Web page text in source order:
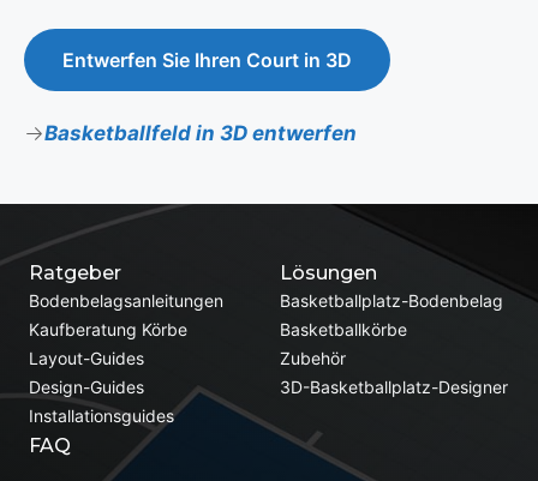
Entwerfen Sie Ihren Court in 3D
Basketballfeld in 3D entwerfen
Lösungen
Basketballplatz-Bodenbelag
Basketballkörbe
Zubehör
3D-Basketballplatz-Designer
Ratgeber
Bodenbelagsanleitungen
Kaufberatung Körbe
Layout-Guides
Design-Guides
Installationsguides
FAQ